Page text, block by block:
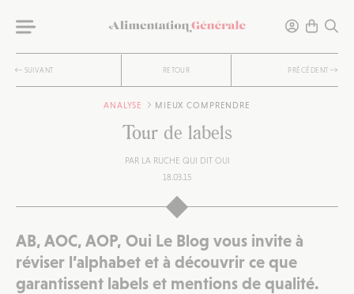
SUIVANT RETOUR PRÉCÉDENT
ANALYSE MIEUX COMPRENDRE
Tour de labels
PAR LA RUCHE QUI DIT OUI
18.03.15
AB, AOC, AOP, Oui Le Blog vous invite à
réviser l’alphabet et à découvrir ce que
garantissent labels et mentions de qualité.